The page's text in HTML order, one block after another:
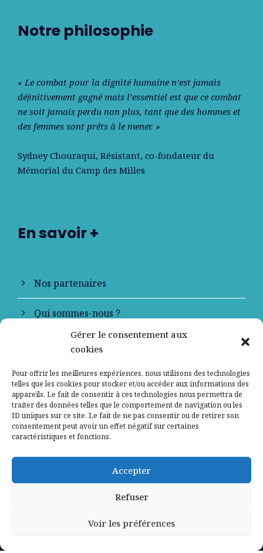
Gérer le consentement aux
cookies
Pour offrir les meilleures expériences, nous utilisons des technologies
telles que les cookies pour stocker et/ou accéder aux informations des
appareils. Le fait de consentir à ces technologies nous permettra de
traiter des données telles que le comportement de navigation ou les
ID uniques sur ce site. Le fait de ne pas consentir ou de retirer son
consentement peut avoir un effet négatif sur certaines
caractéristiques et fonctions.
Accepter
Refuser
Voir les préférences
Notre philosophie
« Le combat pour la dignité humaine n’est jamais
déﬁnitivement gagné mais l’essentiel est que ce combat
ne soit jamais perdu non plus, tant que des hommes et
des femmes sont prêts à le mener. »
Sydney Chouraqui, Résistant, co-fondateur du
Mémorial du Camp des Milles
En savoir +
Nos partenaires
Qui sommes-nous ?
Contactez-nous
Mentions légales
Politique de confidentialité